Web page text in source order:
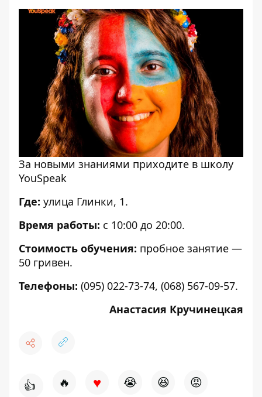
За новыми знаниями приходите в школу
YouSpeak
Где: улица Глинки, 1.
Время работы: с 10:00 до 20:00.
Стоимость обучения: пробное занятие —
50 гривен.
Телефоны: (095) 022-73-74, (068) 567-09-57.
Анастасия Кручинецкая
👍 🔥 ♥ 😭 😆 😡